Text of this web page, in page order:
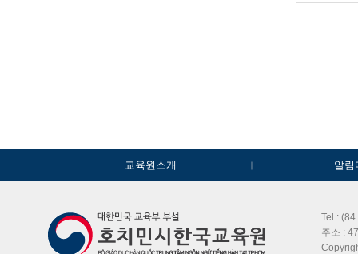
교육원소개 알림
Tel :
주소 :